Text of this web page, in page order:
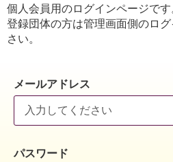
個人会員用のログインページです
登録団体の方は管理画面側のロ
さい。
メールアドレス
パスワード